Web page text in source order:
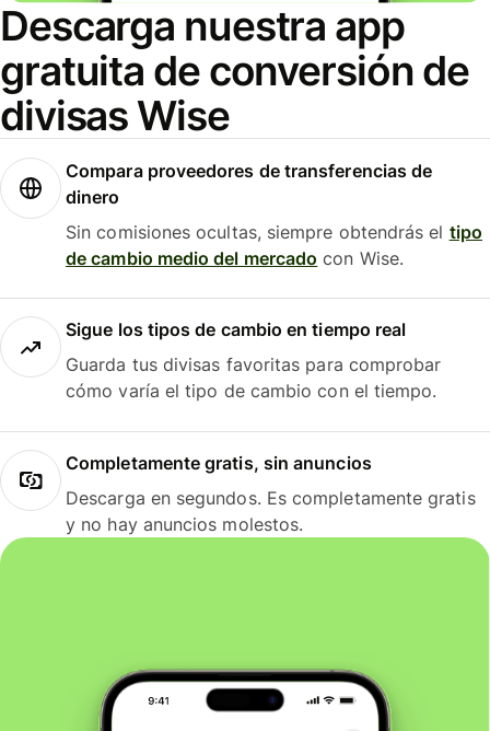
Descarga nuestra app
gratuita de conversión de
divisas Wise
Compara proveedores de transferencias de
dinero
Sin comisiones ocultas, siempre obtendrás el tipo
de cambio medio del mercado con Wise.
Sigue los tipos de cambio en tiempo real
Guarda tus divisas favoritas para comprobar
cómo varía el tipo de cambio con el tiempo.
Completamente gratis, sin anuncios
Descarga en segundos. Es completamente gratis
y no hay anuncios molestos.